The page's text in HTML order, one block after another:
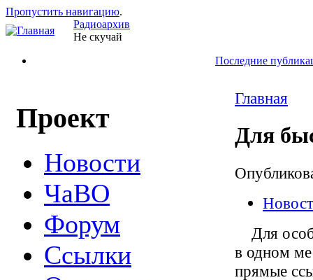
Пропустить навигацию.
Радиоархив
Не скучай
Последние
Проект
Новости
ЧаВО
Форум
Ссылки
Главная
Для
Для
в одном
прямые